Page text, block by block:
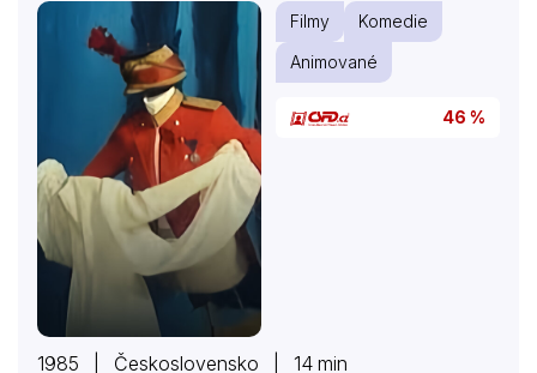
Filmy
Komedie
Animované
46 %
1985 | Československo | 14 min